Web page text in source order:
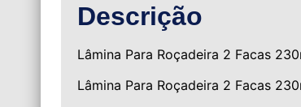
Descrição
Lâmina Para Roçadeira 2 Facas
Lâmina Para Roçadeira 2 Facas